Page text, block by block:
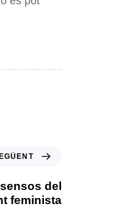
del
feminista